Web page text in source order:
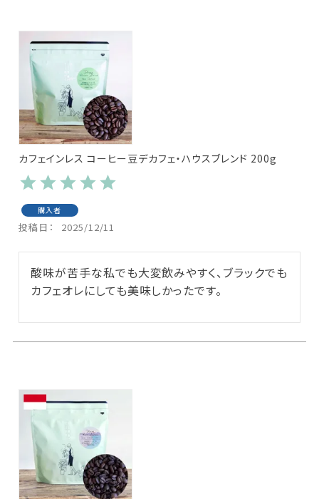
カフェインレス コーヒー豆デカフェ・ハウスブレンド 200g
購入者
投稿日 2025/12/11
酸味が苦手な私でも大変飲みやすく、ブラックでも
カフェオレにしても美味しかったです。